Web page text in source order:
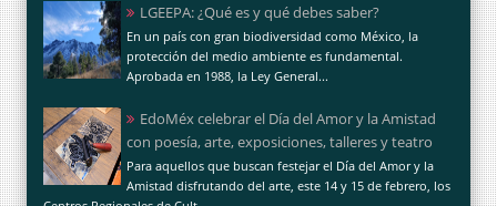
LGEEPA: ¿Qué es y qué debes saber?
En un país con gran biodiversidad como México, la
protección del medio ambiente es fundamental.
Aprobada en 1988, la Ley General...
EdoMéx celebrar el Día del Amor y la Amistad
con poesía, arte, exposiciones, talleres y teatro
Para aquellos que buscan festejar el Día del Amor y la
Amistad disfrutando del arte, este 14 y 15 de febrero, los